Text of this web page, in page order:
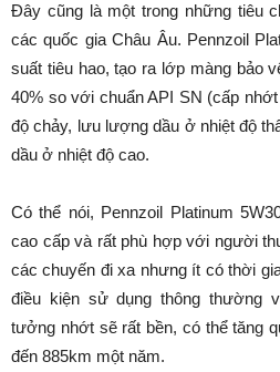
Đây cũng là một trong những tiêu
các quốc gia Châu Âu. Pennzoil
suất tiêu hao, tạo ra lớp màng bảo
40% so với chuẩn API SN (cấp
độ chảy, lưu lượng dầu ở nhiệt độ
dầu ở nhiệt độ cao.
Có thể nói, Pennzoil Platinum
cao cấp và rất phù hợp với người
các chuyến đi xa nhưng ít có thời
điều kiện sử dụng thông thường
tưởng nhớt sẽ rất bền, có thể tăng
đến 885km một năm.